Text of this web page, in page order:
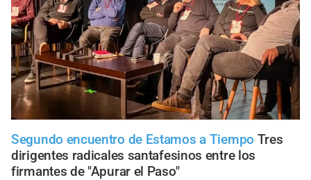
Segundo encuentro de Estamos a Tiempo Tres
dirigentes radicales santafesinos entre los
firmantes de "Apurar el Paso"